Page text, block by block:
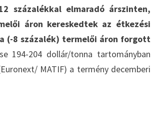
százalékkal elmaradó árszinten,
áron kereskedtek az étkezési
(-8 százalék) termelői áron forgott
194-204 dollár/tonna tartományban
MATIF) a termény decemberi